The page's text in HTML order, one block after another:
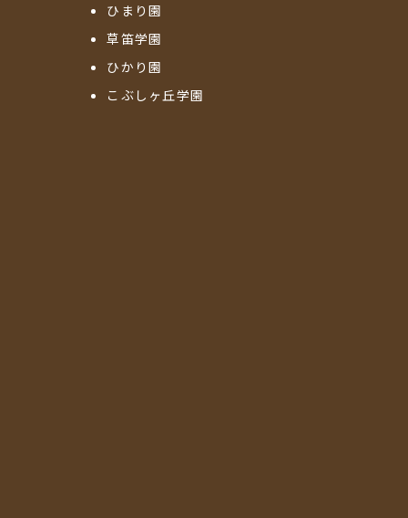
ひまり園
草笛学園
ひかり園
こぶしヶ丘学園